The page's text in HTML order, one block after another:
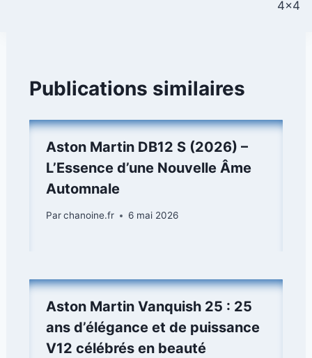
4×4
Publications similaires
Aston Martin DB12 S (2026) –
L’Essence d’une Nouvelle Âme
Automnale
Parchanoine.fr 6 mai 2026
Aston Martin Vanquish 25 : 25
ans d’élégance et de puissance
V12 célébrés en beauté